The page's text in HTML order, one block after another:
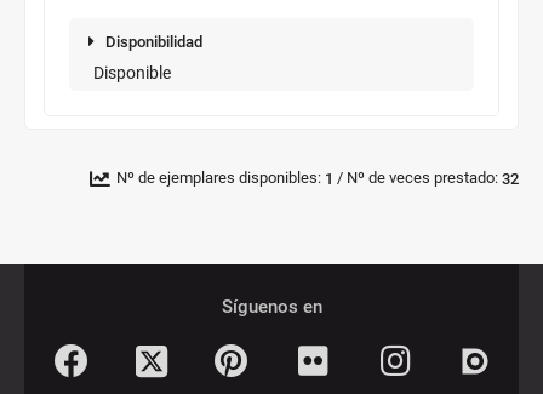
Disponibilidad
Disponible
Nº de ejemplares disponibles: 1 / Nº de veces prestado: 32
Síguenos en